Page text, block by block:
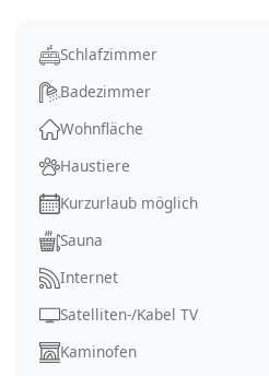
Schlafzimmer
Badezimmer
Wohnfläche
Haustiere
Kurzurlaub möglich
Sauna
Internet
Satelliten-/Kabel TV
Kaminofen